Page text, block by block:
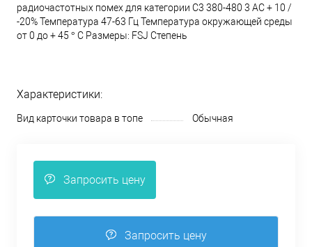
радиочастотных помех для категории C3 380-480 3 AC + 10 /
-20% Температура 47-63 Гц Температура окружающей среды
от 0 до + 45 ° C Размеры: FSJ Степень
Характеристики:
Вид карточки товара в топе Обычная
Запросить цену
Запросить цену